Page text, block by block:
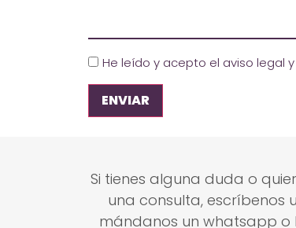
He leído y acepto el aviso legal
Si tienes alguna duda o
una consulta, escríbenos
mándanos un whatsapp o